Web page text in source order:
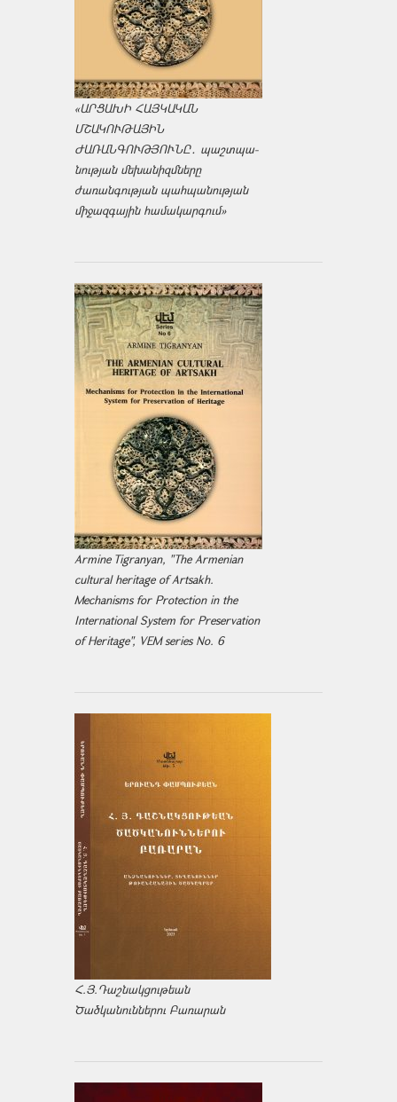
«ԱՐՑԱԽԻ ՀԱՅԿԱԿԱՆ
ՄՇԱԿՈՒԹԱՅԻՆ
ԺԱՌԱՆԳՈՒԹՅՈՒՆԸ․ պաշտպա­
նության մեխանիզմները
ժառանգության պահպանության
միջազ­գային համակարգում»
Armine Tigranyan, "The Armenian
cultural heritage of Artsakh.
Mechanisms for Protection in the
International System for Preservation
of Heritage", VEM series No. 6
Հ.Յ.Դաշնակցութեան
Ծածկանուններու Բառարան